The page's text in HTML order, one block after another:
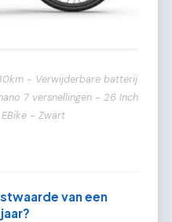
- Verwijderbare batterij
7 versnellingen - 26 Inch
- Zwart
van een